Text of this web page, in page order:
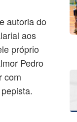
autoria do
aos
próprio
Pedro
com